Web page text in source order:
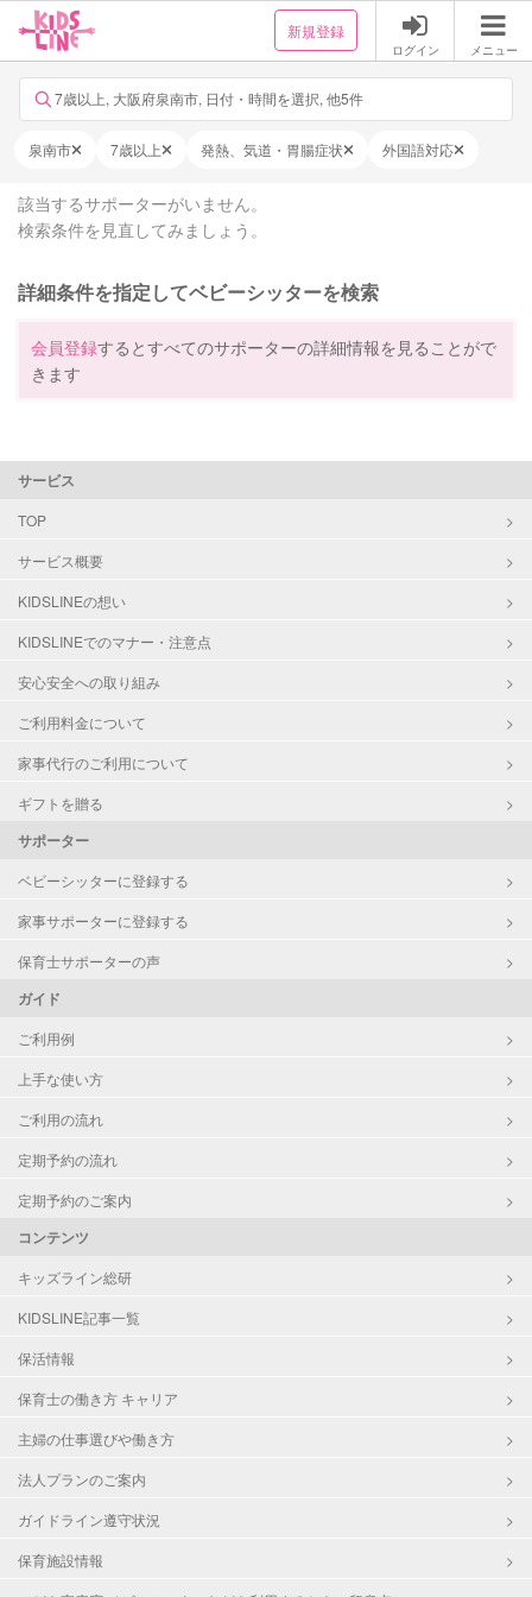
新規登録
ログイン メニュー
7歳以上, 大阪府泉南市, 日付・時間を選択, 他5件
泉南市 7歳以上 発熱、気道・胃腸症状 外国語対応
該当するサポーターがいません。
検索条件を見直してみましょう。
詳細条件を指定してベビーシッターを検索
会員登録するとすべてのサポーターの詳細情報を見ることがで
きます
サービス
TOP
サービス概要
KIDSLINEの想い
KIDSLINEでのマナー・注意点
安心安全への取り組み
ご利用料金について
家事代行のご利用について
ギフトを贈る
サポーター
ベビーシッターに登録する
家事サポーターに登録する
保育士サポーターの声
ガイド
ご利用例
上手な使い方
ご利用の流れ
定期予約の流れ
定期予約のご案内
コンテンツ
キッズライン総研
KIDSLINE記事一覧
保活情報
保育士の働き方 キャリア
主婦の仕事選びや働き方
法人プランのご案内
ガイドライン遵守状況
保育施設情報